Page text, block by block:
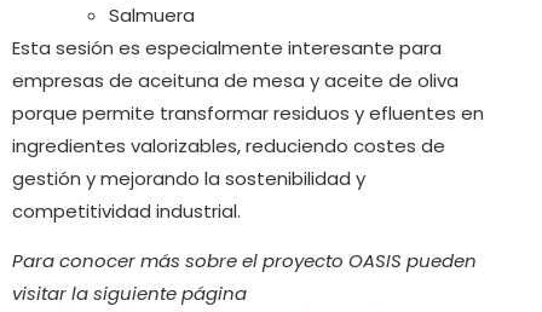
Salmuera
Esta sesión es especialmente interesante para
empresas de aceituna de mesa y aceite de oliva
porque permite transformar residuos y efluentes en
ingredientes valorizables, reduciendo costes de
gestión y mejorando la sostenibilidad y
competitividad industrial.
Para conocer más sobre el proyecto OASIS pueden
visitar la siguiente página